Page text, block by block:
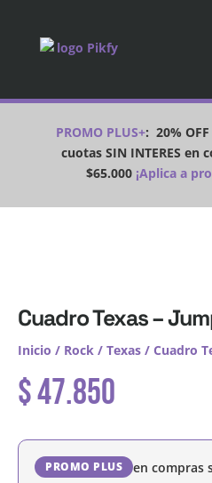
PROMO PLUS+:20%
cuotas SIN INTERES en
$65.000¡Aplica a
Cuadro Texas –
Inicio / Rock / Texas / Cuadro
$47.850
PROMO PLUS en compras